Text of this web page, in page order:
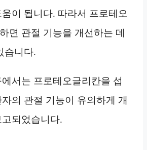
이 됩니다. 따라서 프로테오
면 관절 기능을 개선하는 데
습니다.
서는 프로테오글리칸을 섭
의 관절 기능이 유의하게 개
되었습니다.